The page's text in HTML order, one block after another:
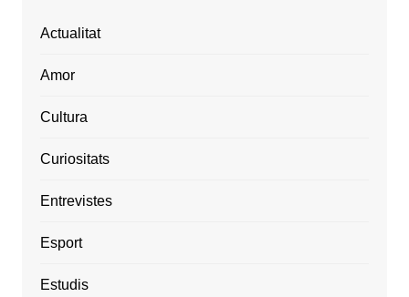
Actualitat
Amor
Cultura
Curiositats
Entrevistes
Esport
Estudis